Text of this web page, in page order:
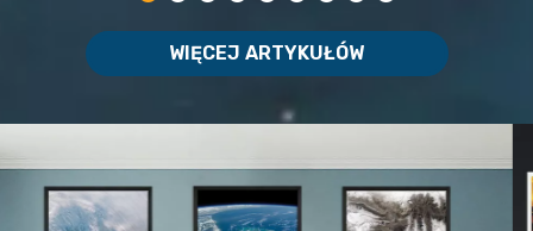
WIĘCEJ ARTYKUŁÓW